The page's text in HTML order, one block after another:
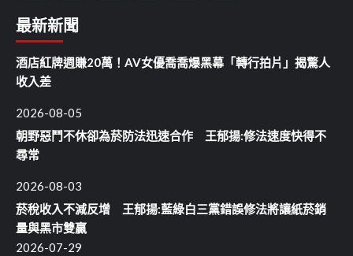
最新新聞
酒店紅牌週賺20萬！AV女優喬喬爆黑幕「轉行拍片」揭驚人
收入差
2026-08-05
朝野惡鬥不休卻為菸防法迅速合作 王郁揚:修法速度快得不
尋常
2026-08-03
菸稅收入不減反增 王郁揚:藍綠白三黨錯誤修法將讓紙菸銷
量與黑市雙贏
2026-07-29